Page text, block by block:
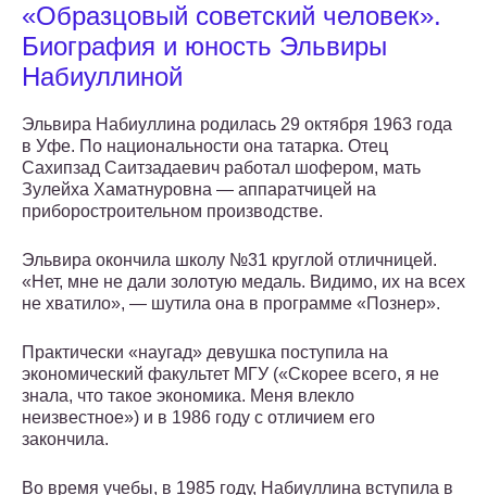
«Образцовый советский человек».
Биография и юность Эльвиры
Набиуллиной
Эльвира Набиуллина родилась 29 октября 1963 года
в Уфе. По национальности она татарка. Отец
Сахипзад Саитзадаевич работал шофером, мать
Зулейха Хаматнуровна — аппаратчицей на
приборостроительном производстве.
Эльвира окончила школу №31 круглой отличницей.
«Нет, мне не дали золотую медаль. Видимо, их на всех
не хватило», — шутила она в программе «Познер».
Практически «наугад» девушка поступила на
экономический факультет МГУ («Скорее всего, я не
знала, что такое экономика. Меня влекло
неизвестное») и в 1986 году с отличием его
закончила.
Во время учебы, в 1985 году, Набиуллина вступила в